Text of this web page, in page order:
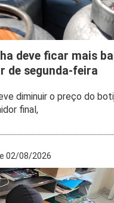
deve ficar mais
de segunda-feira
diminuir o preço do
final,
02/08/2026